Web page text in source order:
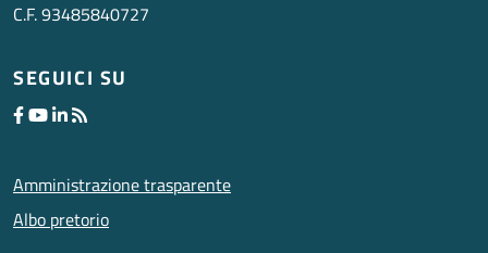
C.F. 93485840727
SEGUICI SU
Amministrazione trasparente
Albo pretorio